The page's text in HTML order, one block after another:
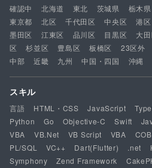
確認中 北海道 東北 茨城県 栃木県
東京都
北区 千代田区 中央区 港区
墨田区
江東区 品川区 目黒区 大
区
杉並区 豊島区 板橋区 23区外
中部
近畿 九州 中国・四国 沖縄
スキル
言語 HTML・CSS JavaScript
Python
Go Objective-C Swift
VBA
VB.Net VB Script VBA
PL/SQL
VC++ Dart(Flutter) .net
Symphony
Zend Framework